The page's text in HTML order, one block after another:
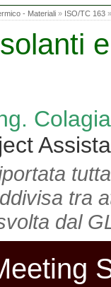
- Materiali » ISO/TC 163
tra
dal